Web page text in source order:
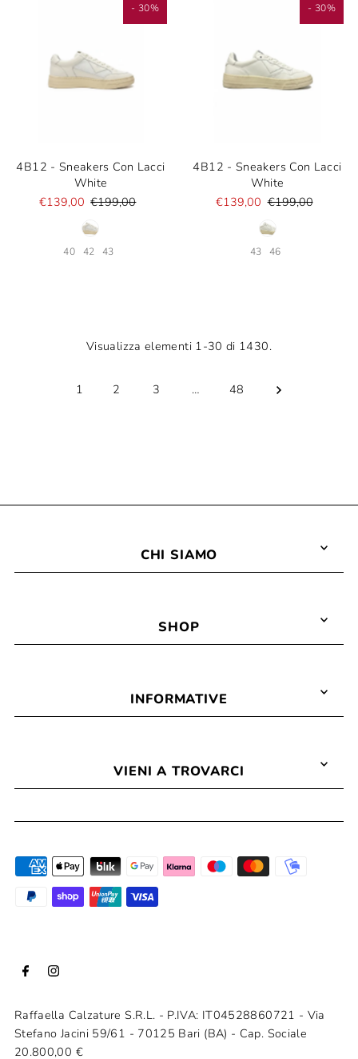
- 30%
4B12 - Sneakers Con Lacci
White
€139,00 €199,00
40 42 43
- 30%
4B12 - Sneakers Con Lacci
White
€139,00 €199,00
43 46
Visualizza elementi 1-30 di 1430.
1 2 3 … 48
CHI SIAMO
SHOP
INFORMATIVE
VIENI A TROVARCI
Raffaella Calzature S.R.L. - P.IVA: IT04528860721 - Via
Stefano Jacini 59/61 - 70125 Bari (BA) - Cap. Sociale
20.800,00 €